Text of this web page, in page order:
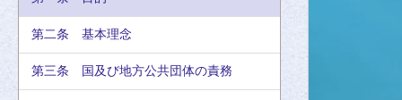
第二条 基本理念
第三条 国及び地方公共団体の責務